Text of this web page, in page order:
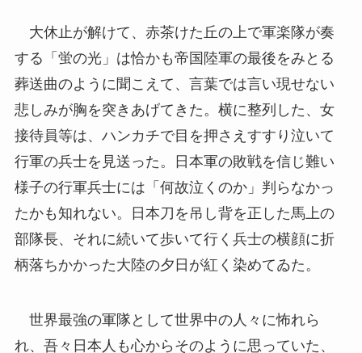
大休止が解けて、赤茶けた丘の上で軍楽隊が奏
する「蛍の光」は恰かも帝国陸軍の最後をみとる
葬送曲のように聞こえて、言葉では言い現せない
悲しみが胸を突きあげてきた。横に整列した、女
接待員等は、ハンカチで目を押さえすすり泣いて
行軍の兵士を見送った。日本軍の敗戦を信じ難い
様子の行軍兵士には「何故泣くのか」判らなかっ
たかも知れない。日本刀を吊し背を正した馬上の
部隊長、それに続いて歩いて行く兵士の横顔に折
柄落ちかかった大陸の夕日が紅く染めてゐた。
世界最強の軍隊として世界中の人々に怖れら
れ、吾々日本人も心からそのように思っていた、